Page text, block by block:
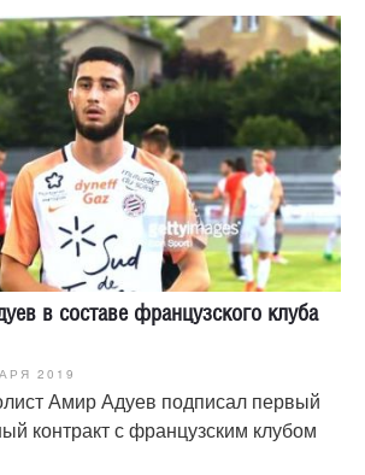
в составе французского клуба
2019
Амир Адуев подписал первый
контракт с французским клубом